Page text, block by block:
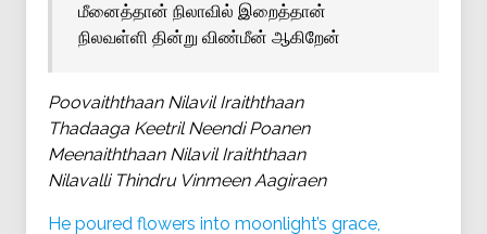
மீனைத்தான் நிலாவில் இறைத்தான்
நிலவள்ளி தின்று விண்மீன் ஆகிறேன்
Poovaiththaan Nilavil Iraiththaan
Thadaaga Keetril Neendi Poanen
Meenaiththaan Nilavil Iraiththaan
Nilavalli Thindru Vinmeen Aagiraen
He poured flowers into moonlight’s grace,